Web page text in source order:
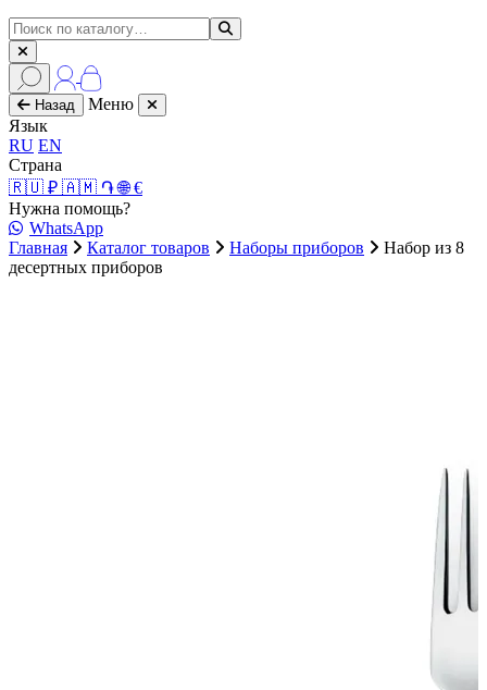
Назад
Меню
Язык
RU EN
Страна
🇷🇺 ₽ 🇦🇲 ֏🌐 €
Нужна помощь?
WhatsApp
Главная
Каталог товаров Наборы приборов
Набор из 8
десертных приборов